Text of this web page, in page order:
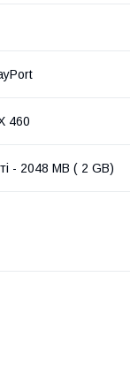
460
- 2048 MB ( 2 GB)